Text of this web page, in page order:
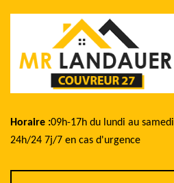
Horaire :09h-17h du lundi au samedi
24h/24 7j/7 en cas d'urgence